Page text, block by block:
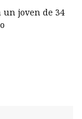
un joven de 34